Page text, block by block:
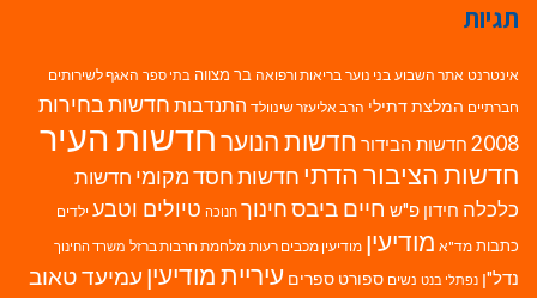
תגיות
אינטרנט אתר השבוע בני נוער בריאות ורפואה בר מצווה בתי ספר האגף לשירותים
חברתיים המלצת דתילי הרב אליעזר שינוולד התנדבות חדשות בחירות
2008 חדשות הבידור חדשות הנוערחדשות העיר
חדשות הציבור הדתי חדשות חסד מקומי חדשות
כלכלה חידון פ"ש חיים ביבסחינוך חנוכה טיולים וטבע ילדים
כתבות מד"א מודיעין מודיעין מכבים רעות מלחמת חרבות ברזל משרד החינוך
נדל"ן נפתלי בנט נשים ספורט ספרים עיריית מודיעין עמיעד טאוב